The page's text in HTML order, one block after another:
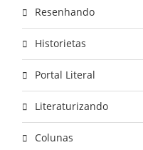
Resenhando
Historietas
Portal Literal
Literaturizando
Colunas